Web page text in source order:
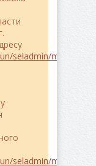
seladmin/
seladmin/